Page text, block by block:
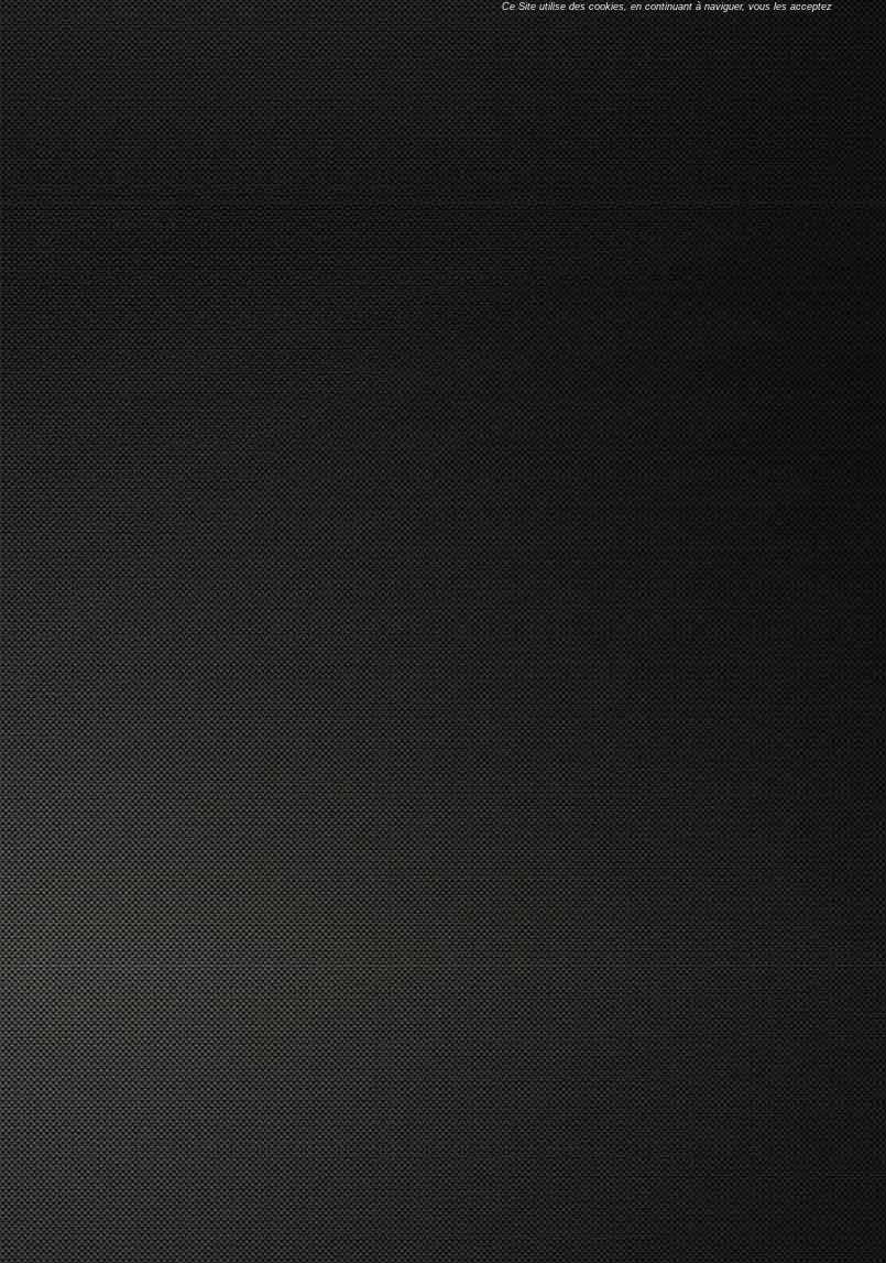
Ce Site utilise des cookies, en continuant à naviguer, vous les acceptez